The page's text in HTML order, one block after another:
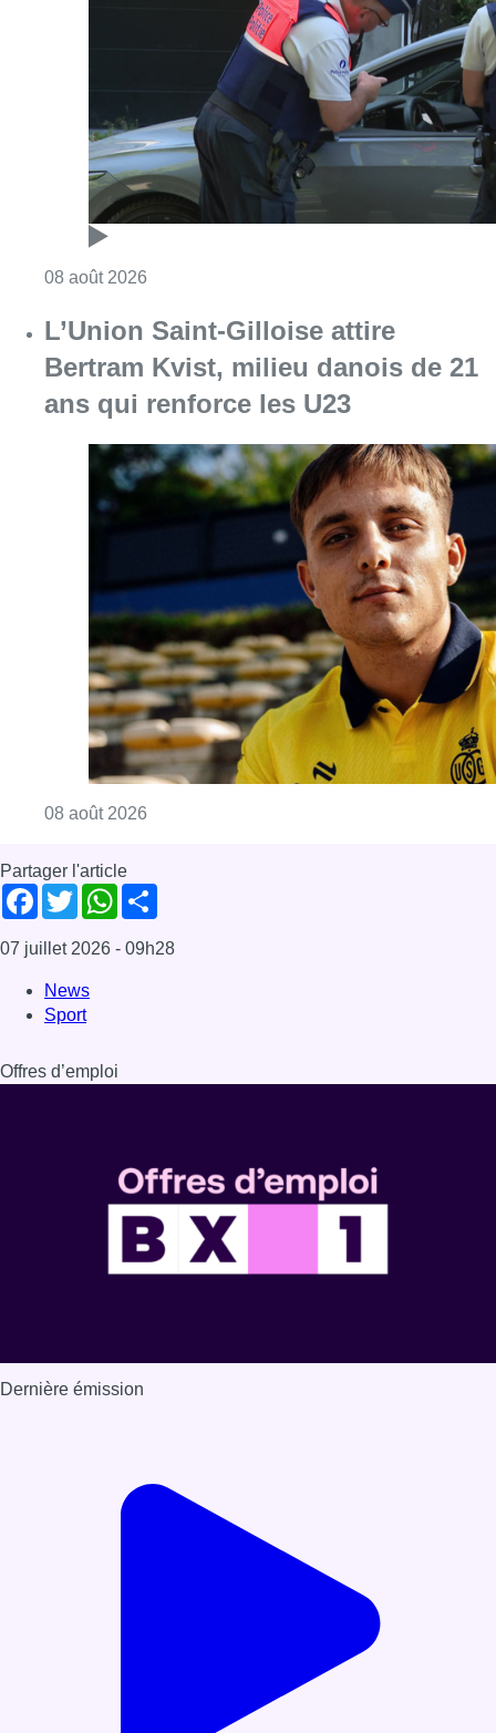
08 août 2026
L’Union Saint-Gilloise attire
Bertram Kvist, milieu danois de 21
ans qui renforce les U23
08 août 2026
Partager l'article
Facebook
TwitterWhatsApp
07 juillet 2026 - 09h28
News
Sport
Offres d’emploi
Dernière émission